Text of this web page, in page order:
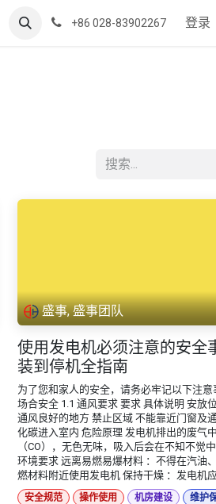
+86 028-83902267 登录
盛事, 盛事团队
使用发电机必须注意的安全
装到停机全指南
为了您和家人的安全，请务必牢记以下注意
场合安全 1.1 通风要求 要求 具体说明 安放
通风良好的地方 禁止区域 不能靠近门窗及
化碳进入室内 危险原理 发电机排出的废气
（CO），无色无味，吸入后会在不知不觉
环境要求 远离易燃易爆材料 ：不得在汽油
燃材料附近使用发电机 保持干燥 ：发电机应
安全规范 操作使用 机房建设
维护